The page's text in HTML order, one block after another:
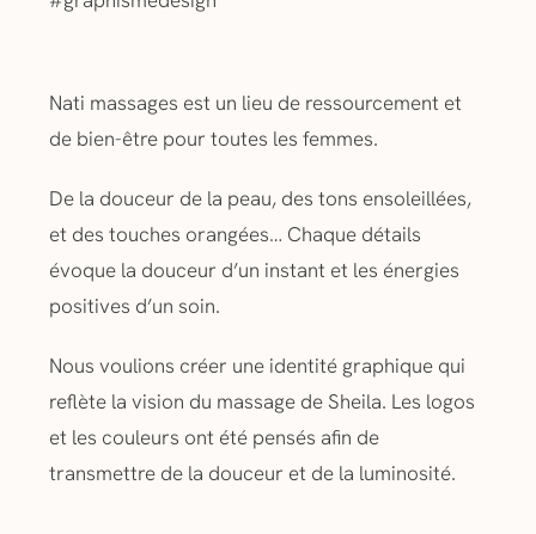
Nati massages est un lieu de ressourcement et
de bien-être pour toutes les femmes.
De la douceur de la peau, des tons ensoleillées,
et des touches orangées… Chaque détails
évoque la douceur d’un instant et les énergies
positives d’un soin.
Nous voulions créer une identité graphique qui
reflète la vision du massage de Sheila. Les logos
et les couleurs ont été pensés afin de
transmettre de la douceur et de la luminosité.